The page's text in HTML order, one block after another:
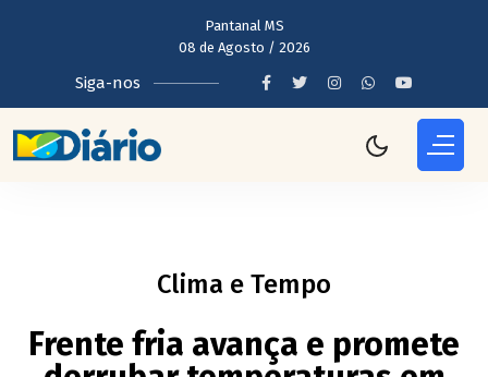
Pantanal MS
08 de Agosto / 2026
Siga-nos
Clima e Tempo
Frente fria avança e promete